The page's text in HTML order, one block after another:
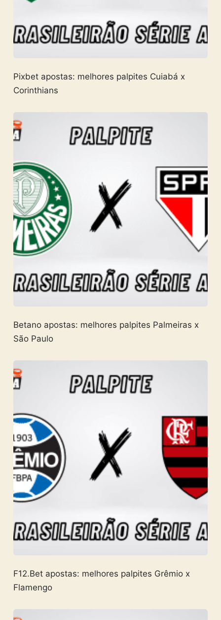
Pixbet apostas: melhores palpites Cuiabá x
Corinthians
Betano apostas: melhores palpites Palmeiras x
São Paulo
F12.Bet apostas: melhores palpites Grêmio x
Flamengo